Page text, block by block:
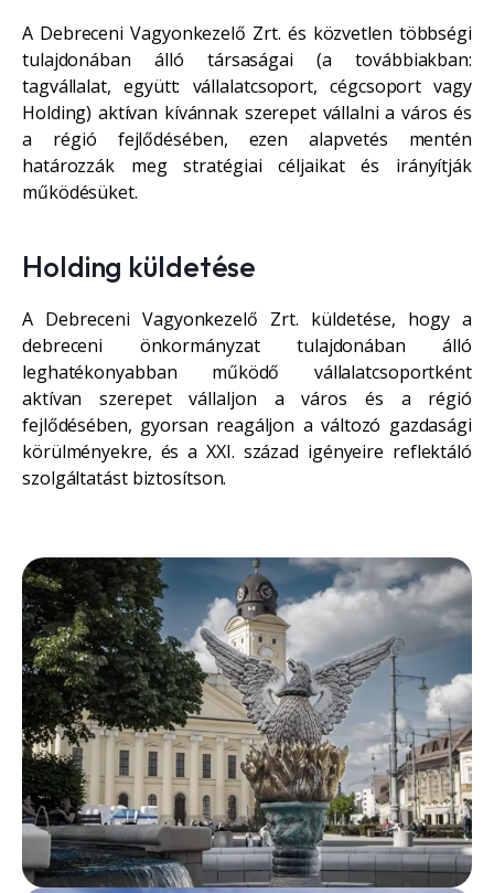
A Debreceni Vagyonkezelő Zrt. és közvetlen többségi
tulajdonában álló társaságai (a továbbiakban:
tagvállalat, együtt: vállalatcsoport, cégcsoport vagy
Holding) aktívan kívánnak szerepet vállalni a város és
a régió fejlődésében, ezen alapvetés mentén
határozzák meg stratégiai céljaikat és irányítják
működésüket.
Holding küldetése
A Debreceni Vagyonkezelő Zrt. küldetése, hogy a
debreceni önkormányzat tulajdonában álló
leghatékonyabban működő vállalatcsoportként
aktívan szerepet vállaljon a város és a régió
fejlődésében, gyorsan reagáljon a változó gazdasági
körülményekre, és a XXI. század igényeire reflektáló
szolgáltatást biztosítson.